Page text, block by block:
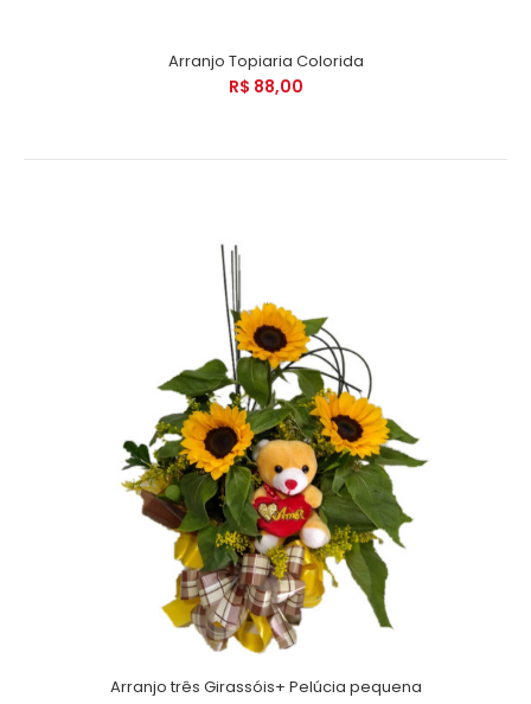
Arranjo Topiaria Colorida
R$ 88,00
Arranjo três Girassóis+ Pelúcia pequena